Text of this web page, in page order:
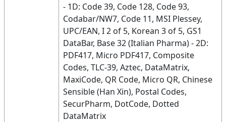
- 1D: Code 39, Code 128, Code 93,
Codabar/NW7, Code 11, MSI Plessey,
UPC/EAN, I 2 of 5, Korean 3 of 5, GS1
DataBar, Base 32 (Italian Pharma) - 2D:
PDF417, Micro PDF417, Composite
Codes, TLC-39, Aztec, DataMatrix,
MaxiCode, QR Code, Micro QR, Chinese
Sensible (Han Xin), Postal Codes,
SecurPharm, DotCode, Dotted
DataMatrix